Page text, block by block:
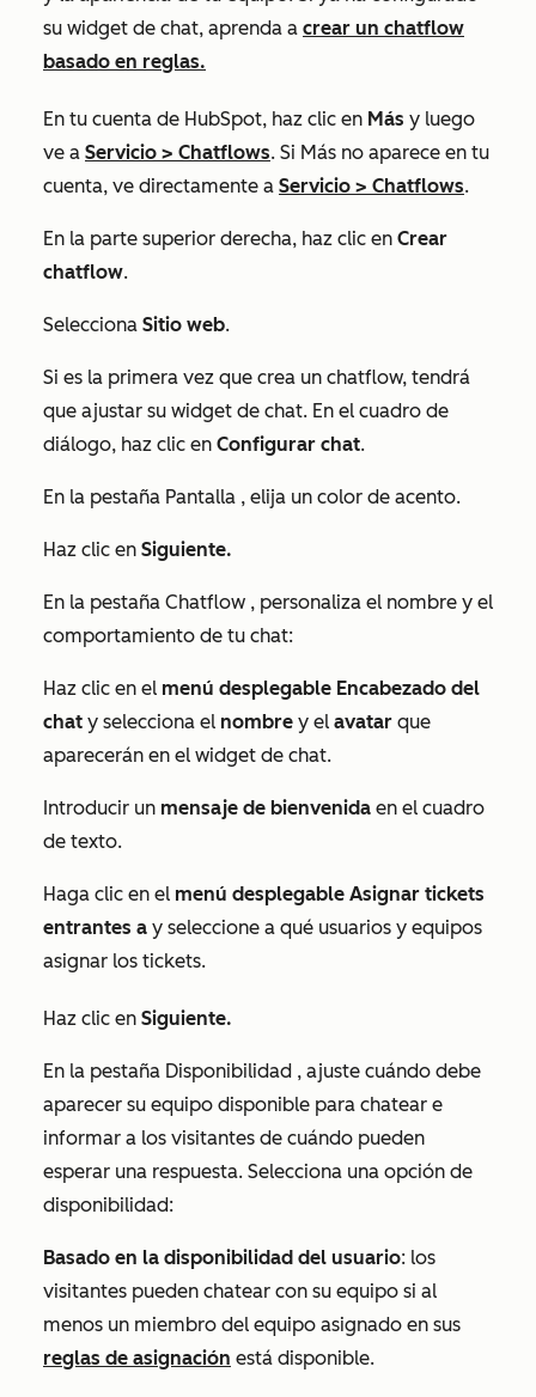
su widget de chat, aprenda a crear un chatflow
basado en reglas.
En tu cuenta de HubSpot, haz clic en Más y luego
ve a Servicio > Chatflows. Si Más no aparece en tu
cuenta, ve directamente a Servicio > Chatflows.
En la parte superior derecha, haz clic en Crear
chatflow.
Selecciona Sitio web.
Si es la primera vez que crea un chatflow, tendrá
que ajustar su widget de chat. En el cuadro de
diálogo, haz clic en Configurar chat.
En la pestaña Pantalla , elija un color de acento.
Haz clic en Siguiente.
En la pestaña Chatflow , personaliza el nombre y el
comportamiento de tu chat:
Haz clic en el menú desplegable Encabezado del
chat y selecciona el nombre y el avatar que
aparecerán en el widget de chat.
Introducir un mensaje de bienvenida en el cuadro
de texto.
Haga clic en el menú desplegable Asignar tickets
entrantes a y seleccione a qué usuarios y equipos
asignar los tickets.
Haz clic en Siguiente.
En la pestaña Disponibilidad , ajuste cuándo debe
aparecer su equipo disponible para chatear e
informar a los visitantes de cuándo pueden
esperar una respuesta. Selecciona una opción de
disponibilidad:
Basado en la disponibilidad del usuario: los
visitantes pueden chatear con su equipo si al
menos un miembro del equipo asignado en sus
reglas de asignación está disponible.